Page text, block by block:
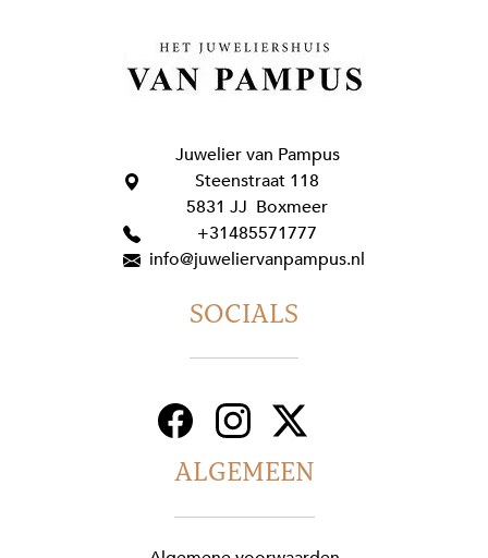
Juwelier van Pampus
Steenstraat 118
5831 JJ Boxmeer
+31485571777
info@juweliervanpampus.nl
ALGEMEEN
SOCIALS